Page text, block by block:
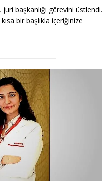
başkanlığı görevini üstlendi.
bir başlıkla içeriğinize